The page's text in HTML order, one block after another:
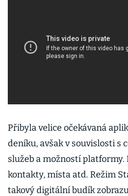
Přibyla velice očekávaná
deníku, avšak v souvislosti s
služeb a možností platformy.
kontakty, místa atd. Režim
takový digitální budík